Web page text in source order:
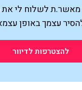
מאשר.ת לשלוח לי את
עצמך באופן
להצטרפות לדיוור